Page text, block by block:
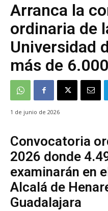
Arranca la
ordinaria de
Universidad
más de
1 de junio de 2026
Convocatoria
2026 donde
examinarán en
Alcalá de
Guadalajara